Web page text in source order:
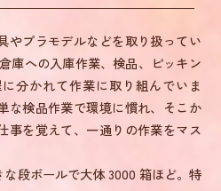
やプラモデルなどを取り扱ってい
庫への入庫作業、検品、ピッキン
分かれて作業に取り組んでいま
な検品作業で環境に慣れ、そこか
事を覚えて、一通りの作業をマス
段ボールで大体 3000 箱ほど。特